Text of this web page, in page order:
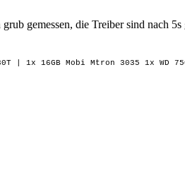
gemessen, die Treiber sind nach
| 1x 16GB Mobi Mtron 3035 1x WD